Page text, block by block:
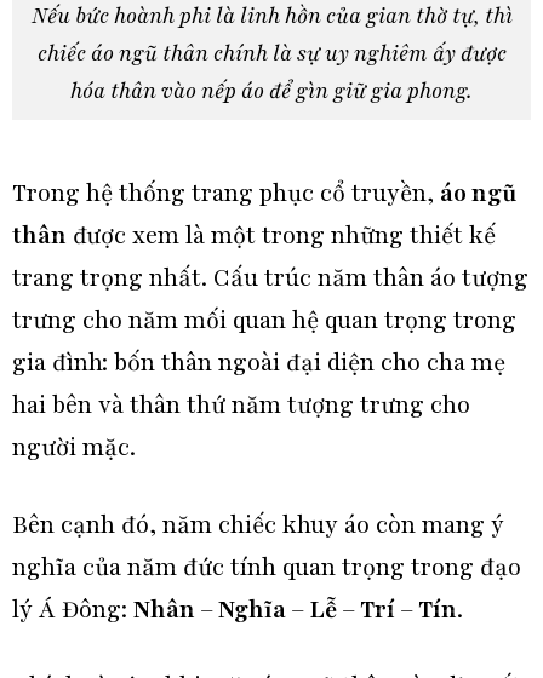
Nếu bức hoành phi là linh hồn của gian thờ tự, thì
chiếc áo ngũ thân chính là sự uy nghiêm ấy được
hóa thân vào nếp áo để gìn giữ gia phong.
Trong hệ thống trang phục cổ truyền, áo ngũ
thân được xem là một trong những thiết kế
trang trọng nhất. Cấu trúc năm thân áo tượng
trưng cho năm mối quan hệ quan trọng trong
gia đình: bốn thân ngoài đại diện cho cha mẹ
hai bên và thân thứ năm tượng trưng cho
người mặc.
Bên cạnh đó, năm chiếc khuy áo còn mang ý
nghĩa của năm đức tính quan trọng trong đạo
lý Á Đông: Nhân – Nghĩa – Lễ – Trí – Tín.